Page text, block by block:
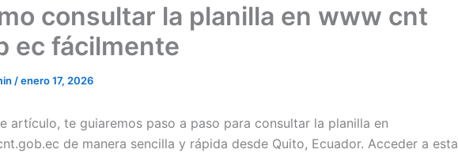
consultar la planilla en www cnt
ec fácilmente
/enero 17, 2026
artículo, te guiaremos paso a paso para consultar la planilla en
de manera sencilla y rápida desde Quito, Ecuador. Acceder a esta